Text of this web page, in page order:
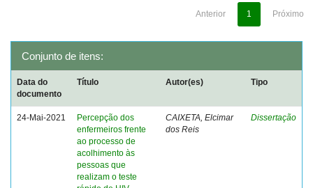
Anterior 1 Próximo
Conjunto de itens:
Data do
documento
Título Autor(es) Tipo
24-Mai-2021
Percepção dos
enfermeiros frente
ao processo de
acolhimento às
pessoas que
realizam o teste
CAIXETA, Elcimar
dos Reis
Dissertação